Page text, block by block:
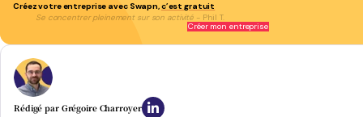
Créez votre entreprise avec Swapn,c’est gratuit
Se concentrer pleinement sur son activité - Phil T.
Créer mon entreprise
Rédigé par Grégoire Charroyer